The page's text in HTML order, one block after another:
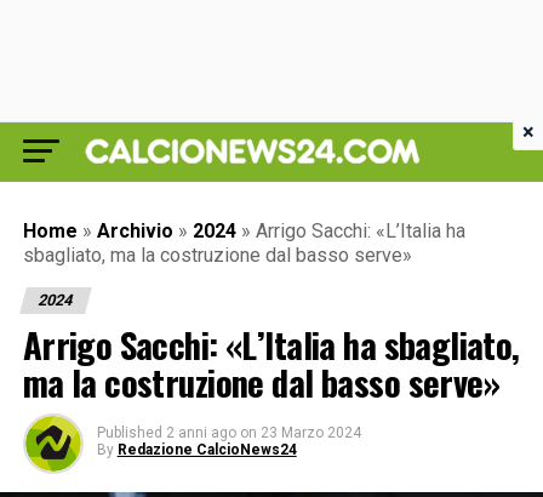
Home » Archivio » 2024 » Arrigo Sacchi: «L’Italia ha
sbagliato, ma la costruzione dal basso serve»
2024
Arrigo Sacchi: «L’Italia ha sbagliato,
ma la costruzione dal basso serve»
Published 2 anni ago on 23 Marzo 2024
By Redazione CalcioNews24
×